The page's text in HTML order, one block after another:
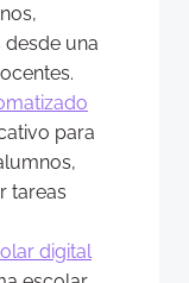
una
para
tareas
digital